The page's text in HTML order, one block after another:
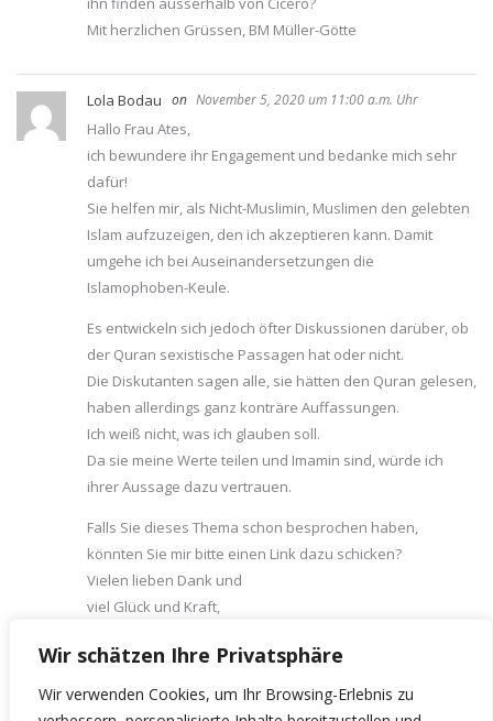
Wir schätzen Ihre Privatsphäre
Wir verwenden Cookies, um Ihr Browsing-Erlebnis zu
Mit herzlichen Grüssen, BM Müller-Götte
Lola Bodau November 5, 2020 um 11:00 a.m. Uhr
Hallo Frau Ates,
ich bewundere ihr Engagement und bedanke mich sehr
dafür!
Sie helfen mir, als Nicht-Muslimin, Muslimen den gelebten
Islam aufzuzeigen, den ich akzeptieren kann. Damit
umgehe ich bei Auseinandersetzungen die
Islamophoben-Keule.
Es entwickeln sich jedoch öfter Diskussionen darüber, ob
der Quran sexistische Passagen hat oder nicht.
Die Diskutanten sagen alle, sie hätten den Quran gelesen,
haben allerdings ganz konträre Auffassungen.
Ich weiß nicht, was ich glauben soll.
Da sie meine Werte teilen und Imamin sind, würde ich
ihrer Aussage dazu vertrauen.
Falls Sie dieses Thema schon besprochen haben,
könnten Sie mir bitte einen Link dazu schicken?
Vielen lieben Dank und
viel Glück und Kraft,
Die Kommentare sind geschlossen.